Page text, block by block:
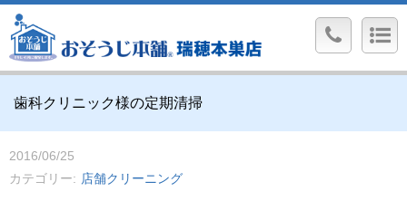
歯科クリニック様の定期清掃
2016/06/25
カテゴリー
店舗クリーニング